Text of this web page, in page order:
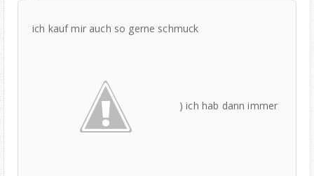
ich kauf mir auch so gerne schmuck
) ich hab dann immer